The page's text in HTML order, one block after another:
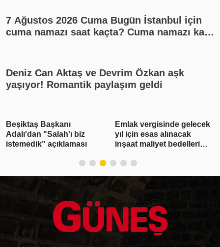
7 Ağustos 2026 Cuma Bugün İstanbul için
cuma namazı saat kaçta? Cuma namazı kaç
Deniz Can Aktaş ve Devrim Özkan aşk
yaşıyor! Romantik paylaşım geldi
Beşiktaş Başkanı
Adalı'dan "Salah'ı biz
istemedik" açıklaması
Emlak vergisinde gelecek
yıl için esas alınacak
inşaat maliyet bedelleri